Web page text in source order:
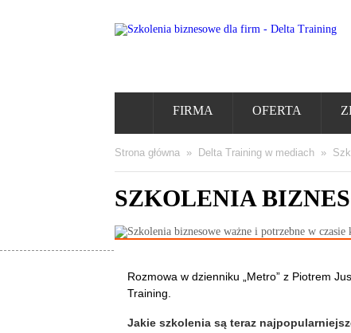
FIRMA OFERTA
Strona główna » Delta Training w mediach »
SZKOLENIA
Rozmowa w dzienniku „Metro” z Piotrem
Training.
Jakie szkolenia są teraz